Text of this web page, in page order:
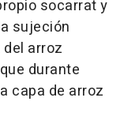
socarrat y
sujeción
arroz
durante
capa de arroz